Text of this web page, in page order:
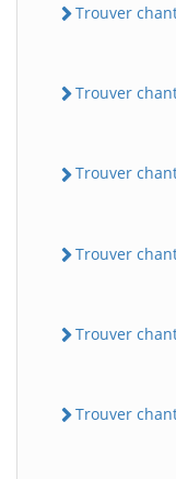
Trouver
Trouver
Trouver
Trouver
Trouver
Trouver